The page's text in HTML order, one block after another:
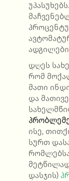
დღეს
რომ
მათი
და
ისე,
სურთ
მეტწილად
დასჯის)